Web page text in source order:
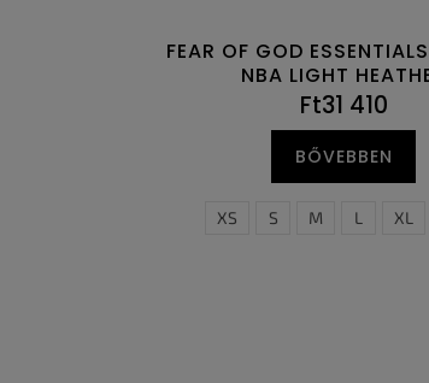
FEAR OF GOD
NBA LIGHT
Ft31 410
BŐVEBBEN
XS S M L XL